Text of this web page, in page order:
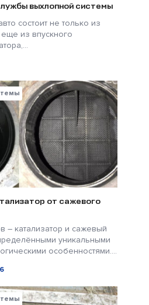
выхлопной системы
состоит не только из
из впускного
от сажевого
– катализатор и сажевый
уникальными
особенностями....